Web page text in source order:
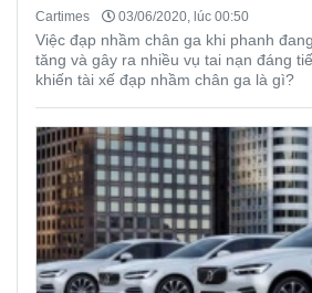
Cartimes 03/06/2020, lúc 00:50
Việc đạp nhầm chân ga khi phanh
tăng và gây ra nhiều vụ tai nạn đáng
khiến tài xế đạp nhầm chân ga là gì?